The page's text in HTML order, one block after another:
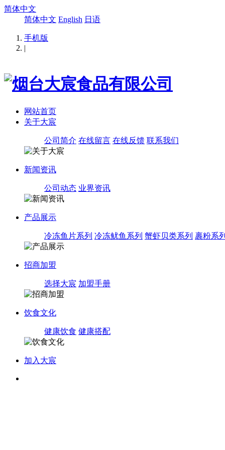
简体中文
简体中文 English 日语
手机版
|
网站首页
关于大宸
公司简介 在线留言 在线反馈 联系我们
新闻资讯
公司动态 业界资讯
产品展示
冷冻鱼片系列 冷冻鱿鱼系列 蟹虾贝类系列 裹粉系
招商加盟
选择大宸 加盟手册
饮食文化
健康饮食 健康搭配
加入大宸